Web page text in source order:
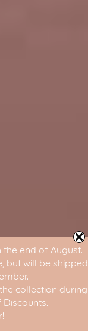
end of August.
but will be shipped
collection during